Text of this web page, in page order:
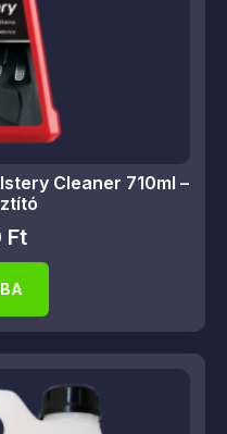
Cleaner 710ml –
Ft